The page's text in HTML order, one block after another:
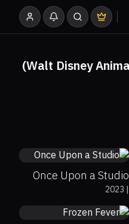
Once Upon a Studio
|
2023
6.8
0%
0%